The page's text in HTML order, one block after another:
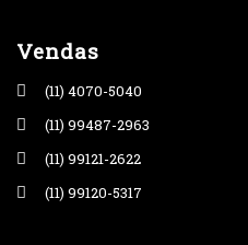
Vendas
(11) 4070-5040
(11) 99487-2963
(11) 99121-2622
(11) 99120-5317